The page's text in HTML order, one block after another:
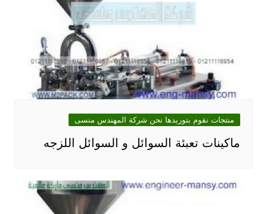
منتجات نقوم بتوريدها نحن شركة المهندس منسى
ماكينات تعبئة السوائل و السوائل اللزجه